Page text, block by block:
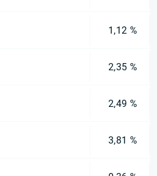
1,12 %
2,35 %
2,49 %
3,81 %